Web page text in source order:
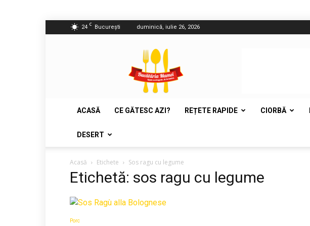
24 C București duminică, iulie 26, 2026
Bucătăria
Mamei
ACASĂ CE GĂTESC AZI? REȚETE RAPIDE CIORBĂ
DESERT
Acasă Etichete Sos ragu cu legume
Etichetă: sos ragu cu legume
Porc